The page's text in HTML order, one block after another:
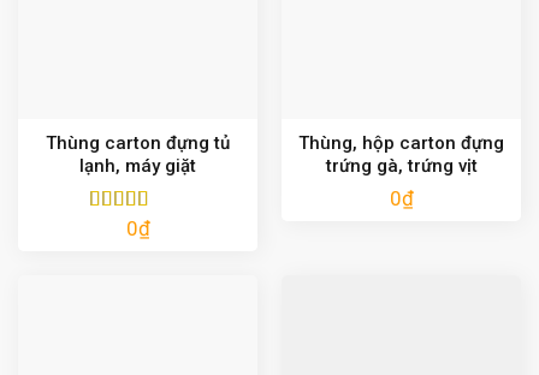
Thùng carton đựng tủ
lạnh, máy giặt
Được xếp
0₫
Thùng, hộp carton đựng
trứng gà, trứng vịt
0₫